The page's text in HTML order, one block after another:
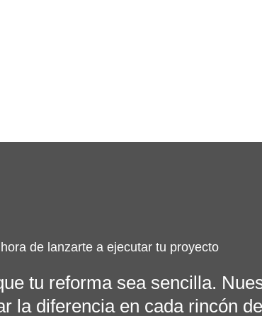
de lanzarte a ejecutar tu proyecto
tu reforma sea sencilla.
la diferencia en cada rincón